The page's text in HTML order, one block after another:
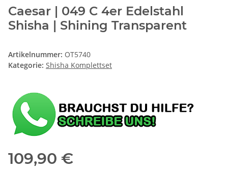
Caesar | 049 C 4er Edelstahl
Shisha | Shining Transparent
Artikelnummer: OT5740
Kategorie: Shisha Komplettset
109,90 €